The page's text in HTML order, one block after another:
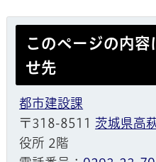
このページの内
せ先
都市建設課
〒318-8511 茨城県高
役所 2階